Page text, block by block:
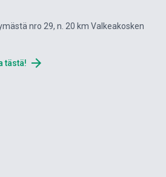
nro 29, n. 20 km Valkeakosken
tästä! arrow_forward